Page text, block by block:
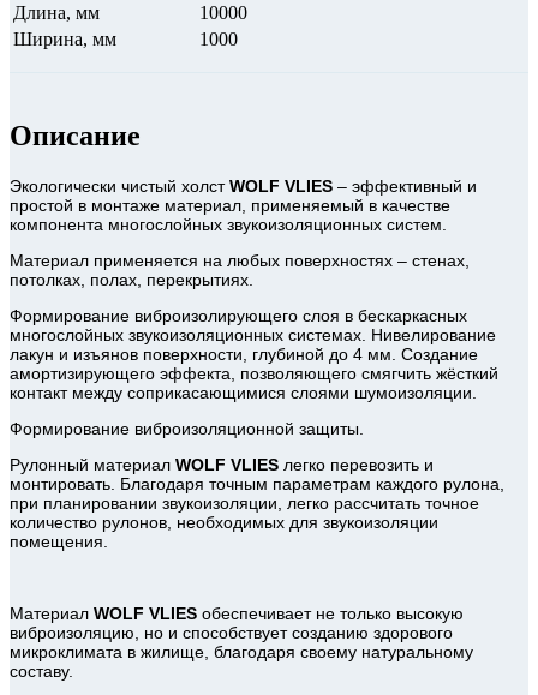
Длина, мм
10000
Ширина, мм
1000
Описание
Экологически чистый холстWOLF VLIES – эффективный и
простой в монтаже материал, применяемый в качестве
компонента многослойных звукоизоляционных систем.
Материал применяется на любых поверхностях – стенах,
потолках, полах, перекрытиях.
Формирование виброизолирующего слоя в бескаркасных
многослойных звукоизоляционных системах. Нивелирование
лакун и изъянов поверхности, глубиной до 4 мм. Создание
амортизирующего эффекта, позволяющего смягчить жёсткий
контакт между соприкасающимися слоями шумоизоляции.
Формирование виброизоляционной защиты.
Рулонный материал WOLF VLIES легко перевозить и
монтировать. Благодаря точным параметрам каждого рулона,
при планировании звукоизоляции, легко рассчитать точное
количество рулонов, необходимых для звукоизоляции
помещения.
Материал WOLF VLIES обеспечивает не только высокую
виброизоляцию, но и способствует созданию здорового
микроклимата в жилище, благодаря своему натуральному
составу.